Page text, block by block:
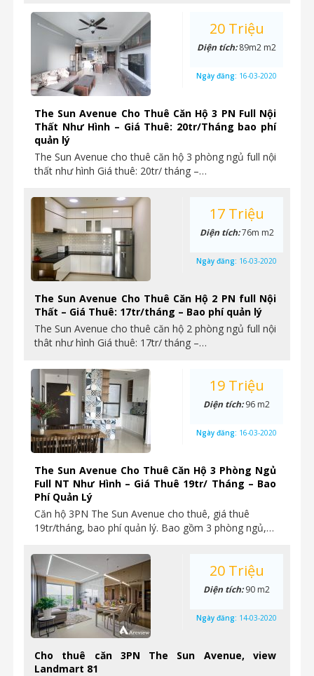
The Sun Avenue Cho Thuê Căn Hộ 3 PN Full Nội
Thất Như Hình – Giá Thuê: 20tr/Tháng bao phí
quản lý
The Sun Avenue cho thuê căn hộ 3 phòng ngủ full nội
thất như hình Giá thuê: 20tr/ tháng –…
20 Triệu
Diện tích:89m2 m2
Ngày đăng: 16-03-2020
The Sun Avenue Cho Thuê Căn Hộ 2 PN full Nội
Thất – Giá Thuê: 17tr/tháng – Bao phí quản lý
The Sun Avenue cho thuê căn hộ 2 phòng ngủ full nội
thât như hình Giá thuê: 17tr/ tháng –…
17 Triệu
Diện tích:76m m2
Ngày đăng: 16-03-2020
The Sun Avenue Cho Thuê Căn Hộ 3 Phòng Ngủ
Full NT Như Hình – Giá Thuê 19tr/ Tháng – Bao
Phí Quản Lý
Căn hộ 3PN The Sun Avenue cho thuê, giá thuê
19tr/tháng, bao phí quản lý. Bao gồm 3 phòng ngủ,…
19 Triệu
Diện tích:96 m2
Ngày đăng: 16-03-2020
Cho thuê căn 3PN The Sun Avenue, view
Landmart 81
20 Triệu
Diện tích:90 m2
Ngày đăng: 14-03-2020